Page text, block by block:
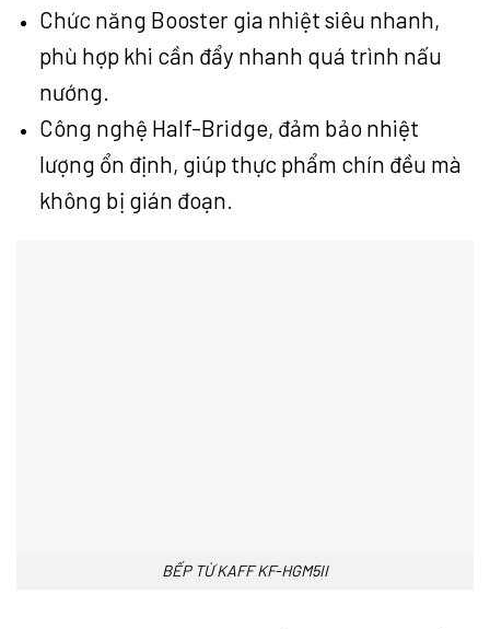
Chức năng Booster gia nhiệt siêu nhanh,
phù hợp khi cần đẩy nhanh quá trình nấu
nướng.
Công nghệ Half-Bridge, đảm bảo nhiệt
lượng ổn định, giúp thực phẩm chín đều mà
không bị gián đoạn.
BẾP TỪ KAFF KF-HGM5II